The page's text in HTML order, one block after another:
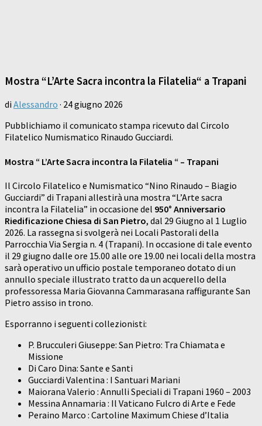
Mostra “L’Arte Sacra incontra la Filatelia“ a Trapani
di Alessandro · 24 giugno 2026
Pubblichiamo il comunicato stampa ricevuto dal Circolo
Filatelico Numismatico Rinaudo Gucciardi.
Mostra “ L’Arte Sacra incontra la Filatelia “ – Trapani
Il Circolo Filatelico e Numismatico “Nino Rinaudo – Biagio
Gucciardi” di Trapani allestirà una mostra “L’Arte sacra
incontra la Filatelia” in occasione del 950° Anniversario
Riedificazione Chiesa di San Pietro, dal 29 Giugno al 1 Luglio
2026. La rassegna si svolgerà nei Locali Pastorali della
Parrocchia Via Sergia n. 4 (Trapani). In occasione di tale evento
il 29 giugno dalle ore 15.00 alle ore 19.00 nei locali della mostra
sarà operativo un ufficio postale temporaneo dotato di un
annullo speciale illustrato tratto da un acquerello della
professoressa Maria Giovanna Cammarasana raffigurante San
Pietro assiso in trono.
Esporranno i seguenti collezionisti:
P. Brucculeri Giuseppe: San Pietro: Tra Chiamata e
Missione
Di Caro Dina: Sante e Santi
Gucciardi Valentina : I Santuari Mariani
Maiorana Valerio : Annulli Speciali di Trapani 1960 – 2003
Messina Annamaria : Il Vaticano Fulcro di Arte e Fede
Peraino Marco : Cartoline Maximum Chiese d’Italia